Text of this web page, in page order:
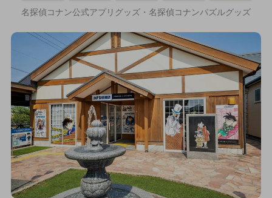
名探偵コナン公式アプリグッズ・名探偵コナンパズルグッズ